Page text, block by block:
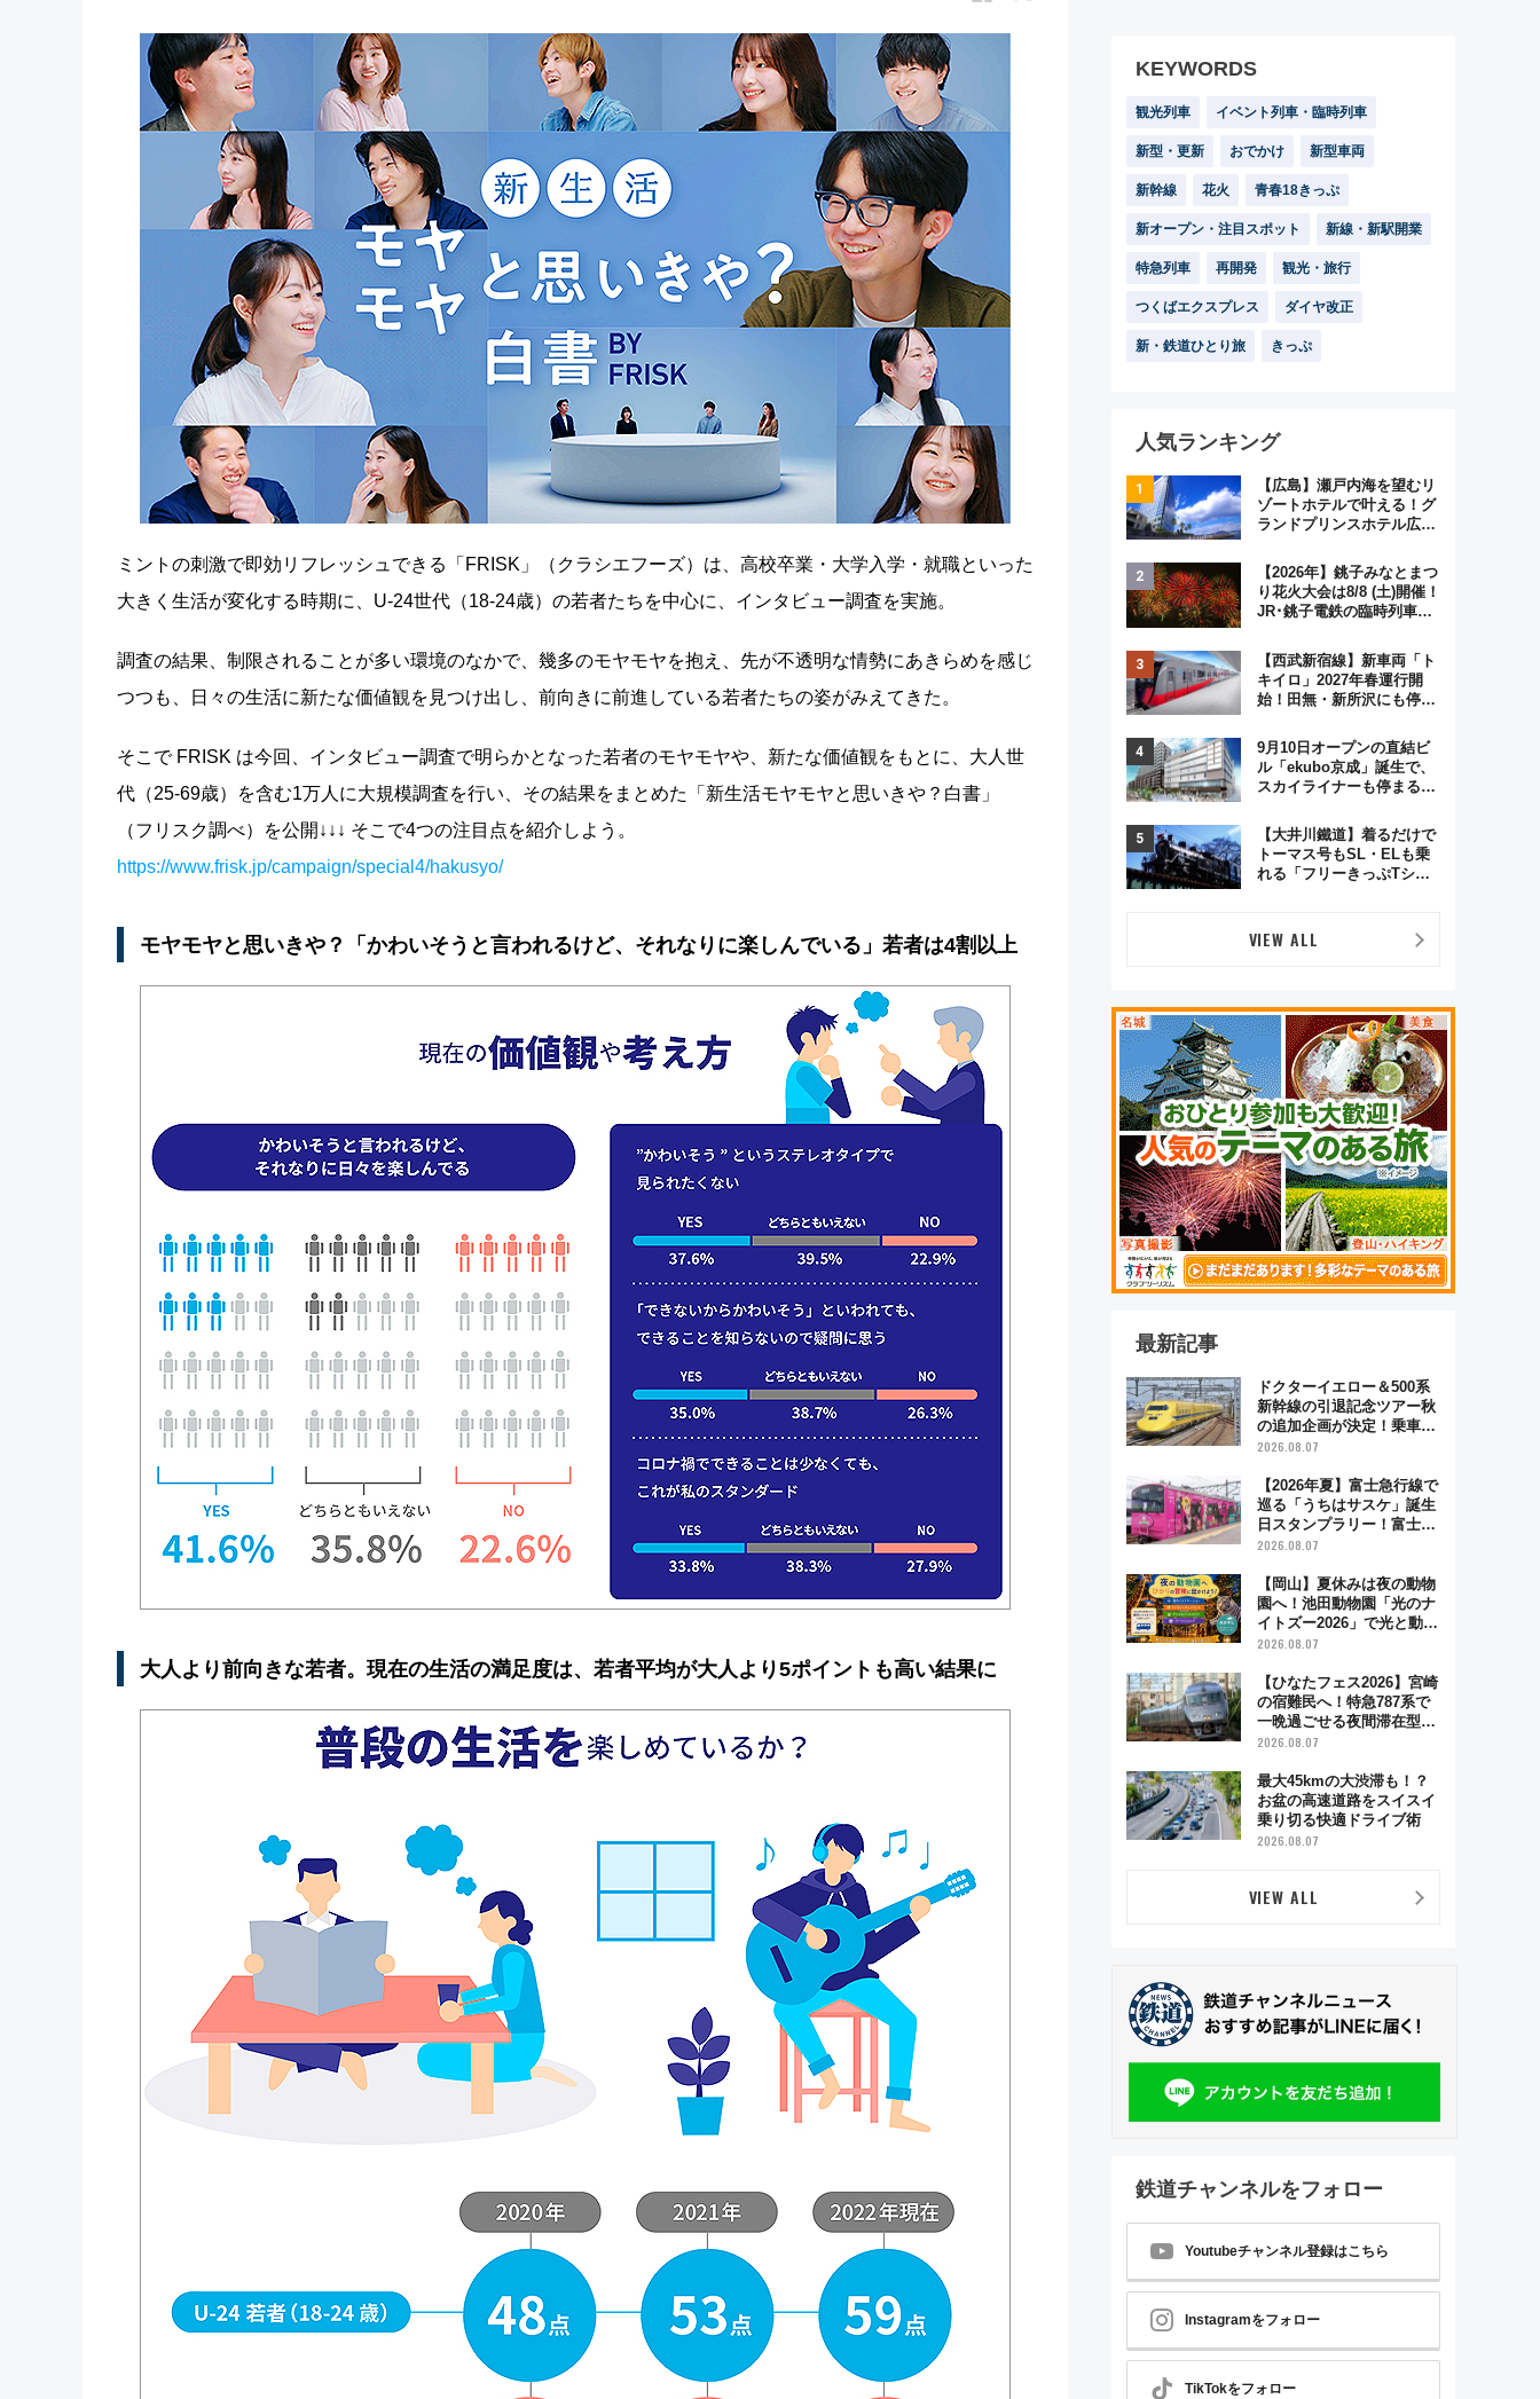
ミントの刺激で即効リフレッシュできる「FRISK」（クラシエフーズ）は、高校卒業・大学入学・就職といった
大きく生活が変化する時期に、U-24世代（18-24歳）の若者たちを中心に、インタビュー調査を実施。
調査の結果、制限されることが多い環境のなかで、幾多のモヤモヤを抱え、先が不透明な情勢にあきらめを感じ
つつも、日々の生活に新たな価値観を見つけ出し、前向きに前進している若者たちの姿がみえてきた。
そこで FRISK は今回、インタビュー調査で明らかとなった若者のモヤモヤや、新たな価値観をもとに、大人世
代（25-69歳）を含む1万人に大規模調査を行い、その結果をまとめた「新生活モヤモヤと思いきや？白書」
（フリスク調べ）を公開↓↓↓ そこで4つの注目点を紹介しよう。
https://www.frisk.jp/campaign/special4/hakusyo/
モヤモヤと思いきや？「かわいそうと言われるけど、それなりに楽しんでいる」若者は4割以上
大人より前向きな若者。現在の生活の満足度は、若者平均が大人より5ポイントも高い結果に
KEYWORDS
観光列車 イベント列車・臨時列車
新型・更新 おでかけ 新型車両
新幹線 花火 青春18きっぷ
新オープン・注目スポット 新線・新駅開業
特急列車 再開発 観光・旅行
つくばエクスプレス ダイヤ改正
新・鉄道ひとり旅 きっぷ
人気ランキング
【広島】瀬戸内海を望むリ
ゾートホテルで叶える！グ
ランドプリンスホテル広島
ジュアルパーティープラン
【2026年】銚子みなとまつ
り花火大会は8/8 (土)開催！
JR･銚子電鉄の臨時列車や
く8,000発の大迫力＆屋台
を満喫
【西武新宿線】新車両「ト
キイロ」2027年春運行開
始！田無・新所沢にも停
弾」も
9月10日オープンの直結ビ
ル「ekubo京成」誕生で、
スカイライナーも停まる巨
変わる？ 全テナント情報も
公開！
【大井川鐵道】着るだけで
トーマス号もSL・ELも乗
れる「フリーきっぷTシャ
VIEW ALL
最新記事
ドクターイエロー＆500系
新幹線の引退記念ツアー秋
の追加企画が決定！乗車体
験やグッズ・ホテル情報ま
2026.08.07
【2026年夏】富士急行線で
巡る「うちはサスケ」誕生
日スタンプラリー！富士急
ハイランド限定グルメ＆グ
2026.08.07
【岡山】夏休みは夜の動物
園へ！池田動物園「光のナ
イトズー2026」で光と動物
が彩る特別な夜
2026.08.07
【ひなたフェス2026】宮崎
の宿難民へ！特急787系で
一晩過ごせる夜間滞在型イ
ベント「スワローおひさ
2026.08.07
最大45kmの大渋滞も！？
お盆の高速道路をスイスイ
乗り切る快適ドライブ術
2026.08.07
VIEW ALL
鉄道チャンネルをフォロー
Youtubeチャンネル登録はこちら
Instagramをフォロー
TikTokをフォロー